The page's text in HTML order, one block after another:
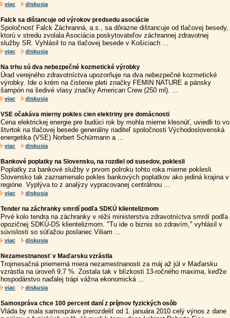
viac diskusia
Falck sa dištancuje od výrokov predsedu asociácie
Spoločnosť Falck Záchranná, a.s., sa dôrazne dištancuje od tlačovej besedy,
ktorú v stredu zvolala Asociácia poskytovateľov záchrannej zdravotnej
služby SR. Vyhlásil to na tlačovej besede v Košiciach ...
viac diskusia
Na trhu sú dva nebezpečné kozmetické výrobky
Úrad verejného zdravotníctva upozorňuje na dva nebezpečné kozmetické
výrobky. Ide o krém na čistenie pleti značky FEMIN NATURE a pánsky
šampón na šedivé vlasy značky American Crew (250 ml). ...
viac diskusia
VSE očakáva mierny pokles cien elektriny pre domácnosti
Cena elektrickej energie pre budúci rok by mohla mierne klesnúť, uviedli to vo
štvrtok na tlačovej besede generálny riaditeľ spoločnosti Východoslovenská
energetika (VSE) Norbert Schürmann a ...
viac diskusia
Bankové poplatky na Slovensku, na rozdiel od susedov, poklesli
Poplatky za bankové služby v prvom polroku tohto roka mierne poklesli.
Slovensko tak zaznamenalo pokles bankových poplatkov ako jediná krajina v
regióne. Vyplýva to z analýzy vypracovanej centrálnou ...
viac diskusia
Tender na záchranky smrdí podľa SDKÚ klientelizmom
Prvé kolo tendra na záchranky v réžii ministerstva zdravotníctva smrdí podľa
opozičnej SDKÚ-DS klientelizmom. "Tu ide o biznis so zdravím," vyhlásil v
súvislosti so súťažou poslanec Viliam ...
viac diskusia
Nezamestnanosť v Maďarsku vzrástla
Trojmesačná priemerná miera nezamestnanosti za máj až júl v Maďarsku
vzrástla na úroveň 9,7 %. Zostala tak v blízkosti 13-ročného maxima, keďže
hospodárstvo naďalej trápi vážna ekonomická ...
viac diskusia
Samospráva chce 100 percent daní z príjmov fyzických osôb
Vláda by mala samospráve prerozdeliť od 1. januára 2010 celý výnos z dane